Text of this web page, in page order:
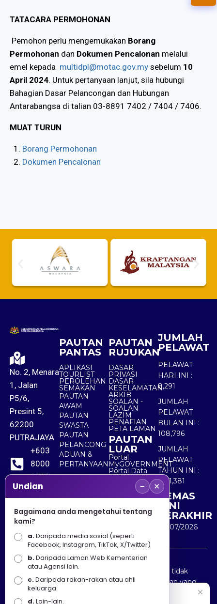
TATACARA PERMOHONAN
Pemohon perlu mengemukakan Borang
Permohonan dan Dokumen Pencalonan melalui
emel kepada multidpl@motac.gov.my sebelum 10
April 2024. Untuk pertanyaan lanjut, sila hubungi
Bahagian Dasar Pelancongan dan Hubungan
Antarabangsa di talian 03-8891 7402 / 7404 / 7406.
MUAT TURUN
Borang Permohonan
Dokumen Pencalonan
No. 2, Menara
1, Jalan
P5/6,
Presint 5,
62200
PUTRAJAYA
+603
8000
8000
+603
8891
7100
PAUTAN
PANTAS
APLIKASI
TOURLIST
PEROLEHAN
SEMAKAN
PAUTAN
AWAM
PAUTAN
SWASTA
PAUTAN
PELANCONG
ADUAN &
PERTANYAAN
PAUTAN
RUJUKAN
DASAR
PRIVASI
DASAR
KESELAMATAN
ARKIB
SOALAN -
SOALAN
LAZIM
PENAFIAN
PETA LAMAN
PAUTAN
LUAR
Portal
MyGOVERNMENT
Portal Data
Sektor Awam
JUMLAH
PELAWAT
PELAWAT
HARI INI :
8,291
JUMLAH
PELAWAT
BULAN INI :
108,796
JUMLAH
PELAWAT
TAHUN INI :
5,511,381
KEMAS
KINI
TERAKHIR
30/07/2026
Penafian : Kerajaan Malaysia dan Kementerian
Pelancongan Seni dan Budaya (MOTAC) adalah tidak
bertanggungjawab atas kehilangan atau kerugian yang
disebabkan oleh penggunaan mana-mana maklumat
Undian − ×
Bagaimana anda mengetahui tentang
kami?
a.Daripada media sosial (seperti
Facebook, Instagram, TikTok, X/Twitter)
b.Daripada Laman Web Kementerian
atau Agensi lain.
c.Daripada rakan-rakan atau ahli
keluarga.
d.Lain-lain.